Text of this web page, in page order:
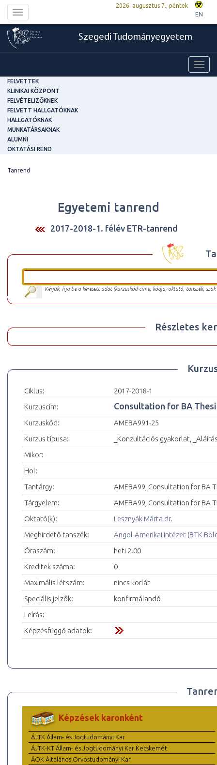
Toggle
navigation
2026. augusztus 7., péntek
EN
Szegedi Tudományegyetem
FELVETTEK
KLINIKAI KÖZPONT
FELVÉTELIZŐKNEK
FELVETT HALLGATÓKNAK
HALLGATÓKNAK
MUNKATÁRSAKNAK
ALUMNI
OKTATÁSI REND
Tanrend
Egyetemi tanrend
2017-2018-1. félév ETR-tanrend
Kérjük, írja be a keresett adat (kurzuskód címe, kódja, oktató, tanszék,
Részletes
Ciklus:
2017-2018-1
Kurzuscím:
Consultation for BA
Kurzuskód:
AMEBA991-25
Kurzus típusa:
_Konzultációs gyakorlat,
Mikor:
Hol:
Tantárgy:
AMEBA99, Consultation for BA
Tárgyelem:
AMEBA99, Consultation for BA
Oktató(k):
Lesznyák Márta dr.
Meghirdető tanszék:
Angol-Amerikai Intézet (BTK
Óraszám:
heti 2.00
Kreditek száma:
0
Maximális létszám:
nincs korlát
Speciális jelzők:
konfirmálandó
Leírás:
Képzésfüggő adatok:
Képzések karonként
ÁJTK Állam- és Jogtudományi Kar
ÁJTK-KT Állam- és Jogtudományi Kar Kecskemét
ÁOK Általános Orvostudományi Kar